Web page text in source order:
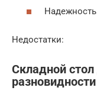
Недостатки:
Складной стол
разновидности